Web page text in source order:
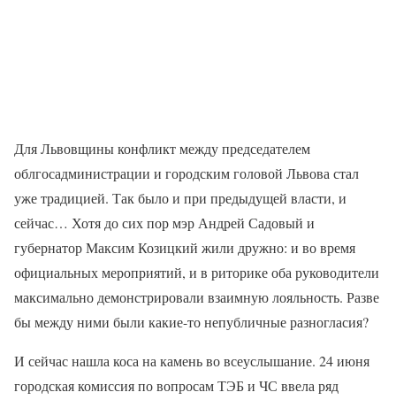
Для Львовщины конфликт между председателем
облгосадминистрации и городским головой Львова стал
уже традицией. Так было и при предыдущей власти, и
сейчас… Хотя до сих пор мэр Андрей Садовый и
губернатор Максим Козицкий жили дружно: и во время
официальных мероприятий, и в риторике оба руководители
максимально демонстрировали взаимную лояльность. Разве
бы между ними были какие-то непубличные разногласия?
И сейчас нашла коса на камень во всеуслышание. 24 июня
городская комиссия по вопросам ТЭБ и ЧС ввела ряд